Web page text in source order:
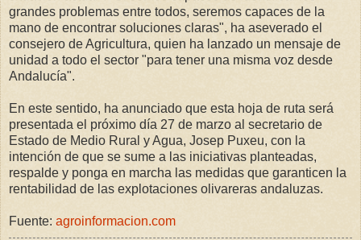
grandes problemas entre todos, seremos capaces de la
mano de encontrar soluciones claras", ha aseverado el
consejero de Agricultura, quien ha lanzado un mensaje de
unidad a todo el sector "para tener una misma voz desde
Andalucía".
En este sentido, ha anunciado que esta hoja de ruta será
presentada el próximo día 27 de marzo al secretario de
Estado de Medio Rural y Agua, Josep Puxeu, con la
intención de que se sume a las iniciativas planteadas,
respalde y ponga en marcha las medidas que garanticen la
rentabilidad de las explotaciones olivareras andaluzas.
Fuente: agroinformacion.com